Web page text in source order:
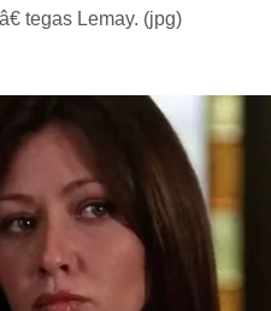
tegas Lemay. (jpg)